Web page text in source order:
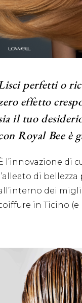
perfetti o
effetto
il tuo
Royal Bee è
l’innovazione di
l’alleato di
dei
in Ticino (e